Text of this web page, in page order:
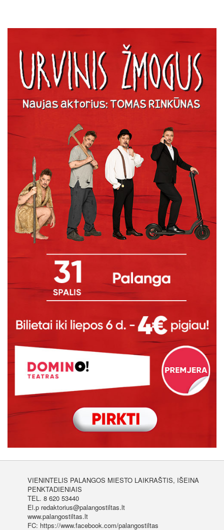
VIENINTELIS PALANGOS MIESTO LAIKRAŠTIS, IŠEINA
PENKTADIENIAIS
TEL. 8 620 53440
El.p redaktorius@palangostiltas.lt
www.palangostiltas.lt
FC: https://www.facebook.com/palangostiltas